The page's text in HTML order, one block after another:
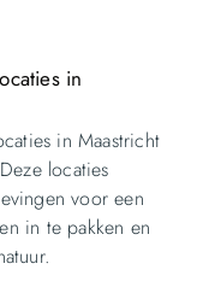
in
in Maastricht
locaties
voor een
in te pakken en